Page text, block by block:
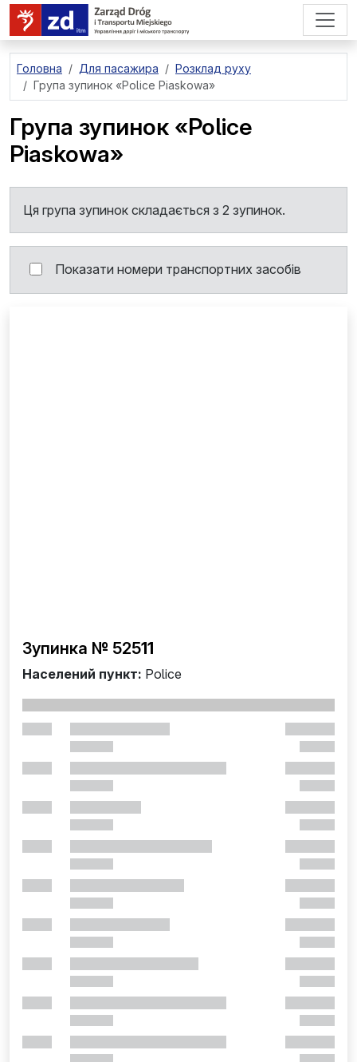
перейти до основного вмісту
Головна Для пасажира
Розклад руху
Група зупинок «Police Piaskowa»
Група зупинок «Police
Piaskowa»
Ця група зупинок складається з 2 зупинок.
Показати номери транспортних засобів
Зупинка № 52511
Населений пункт: Police